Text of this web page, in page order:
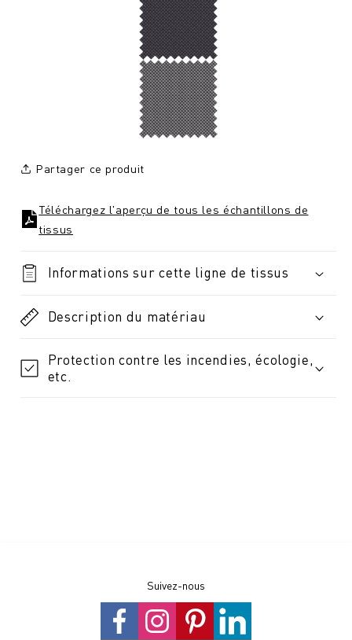
Partager ce produit
Téléchargez l'aperçu de tous les échantillons de
tissus
Informations sur cette ligne de tissus
Description du matériau
Protection contre les incendies, écologie,
etc.
Suivez-nous